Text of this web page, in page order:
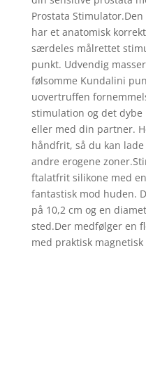
på
kundebedø
mmelser
Prostata
har et anatomisk
særdeles målrettet
punkt. Udvendig
følsomme Kundalini
uovertruffen
stimulation og det dybe
eller med din partner.
håndfrit, så du kan
andre erogene
ftalatfrit silikone med
fantastisk mod huden.
på 10,2 cm og en
sted.Der medfølger en
med praktisk